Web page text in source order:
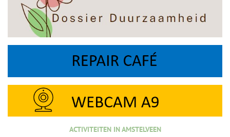
ACTIVITEITEN IN AMSTELVEEN